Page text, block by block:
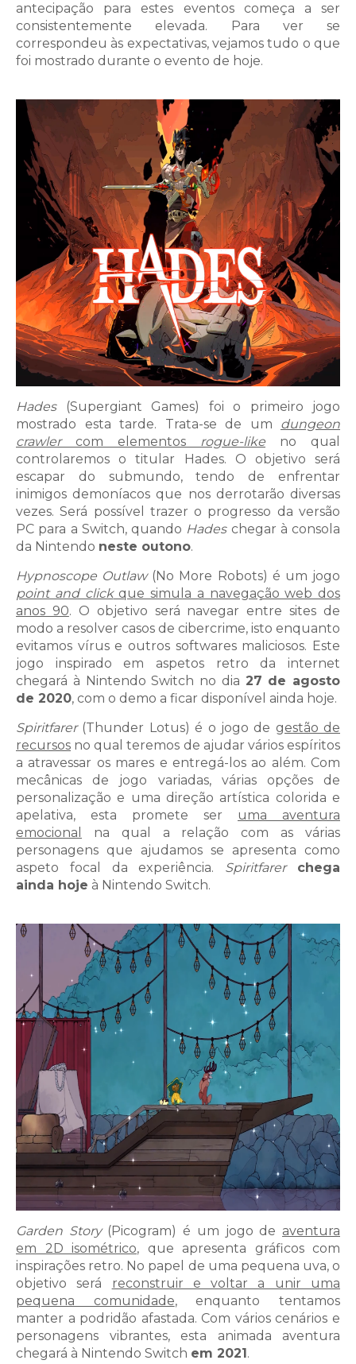
antecipação para estes eventos começa a ser
consistentemente elevada. Para ver se
correspondeu às expectativas, vejamos tudo o que
foi mostrado durante o evento de hoje.
Hades(Supergiant Games) foi o primeiro jogo
mostrado esta tarde. Trata-se de um dungeon
crawlercom elementos rogue-like no qual
controlaremos o titular Hades. O objetivo será
escapar do submundo, tendo de enfrentar
inimigos demoníacos que nos derrotarão diversas
vezes. Será possível trazer o progresso da versão
PC para a Switch, quando Hadeschegar à consola
da Nintendo neste outono.
Hypnoscope Outlaw(No More Robots) é um jogo
point and clickque simula a navegação web dos
anos 90. O objetivo será navegar entre sites de
modo a resolver casos de cibercrime, isto enquanto
evitamos vírus e outros softwares maliciosos. Este
jogo inspirado em aspetos retro da internet
chegará à Nintendo Switch no dia 27 de agosto
de 2020, com o demo a ficar disponível ainda hoje.
Spiritfarer(Thunder Lotus) é o jogo de gestão de
recursos no qual teremos de ajudar vários espíritos
a atravessar os mares e entregá-los ao além. Com
mecânicas de jogo variadas, várias opções de
personalização e uma direção artística colorida e
apelativa, esta promete ser uma aventura
emocional
na qual a relação com as várias
personagens que ajudamos se apresenta como
aspeto focal da experiência. Spiritfarer
chega
ainda hoje à Nintendo Switch.
Garden Story(Picogram) é um jogo de aventura
em 2D isométrico, que apresenta gráficos com
inspirações retro. No papel de uma pequena uva, o
objetivo será reconstruir e voltar a unir uma
pequena comunidade, enquanto tentamos
manter a podridão afastada. Com vários cenários e
personagens vibrantes, esta animada aventura
chegará à Nintendo Switch em 2021 .